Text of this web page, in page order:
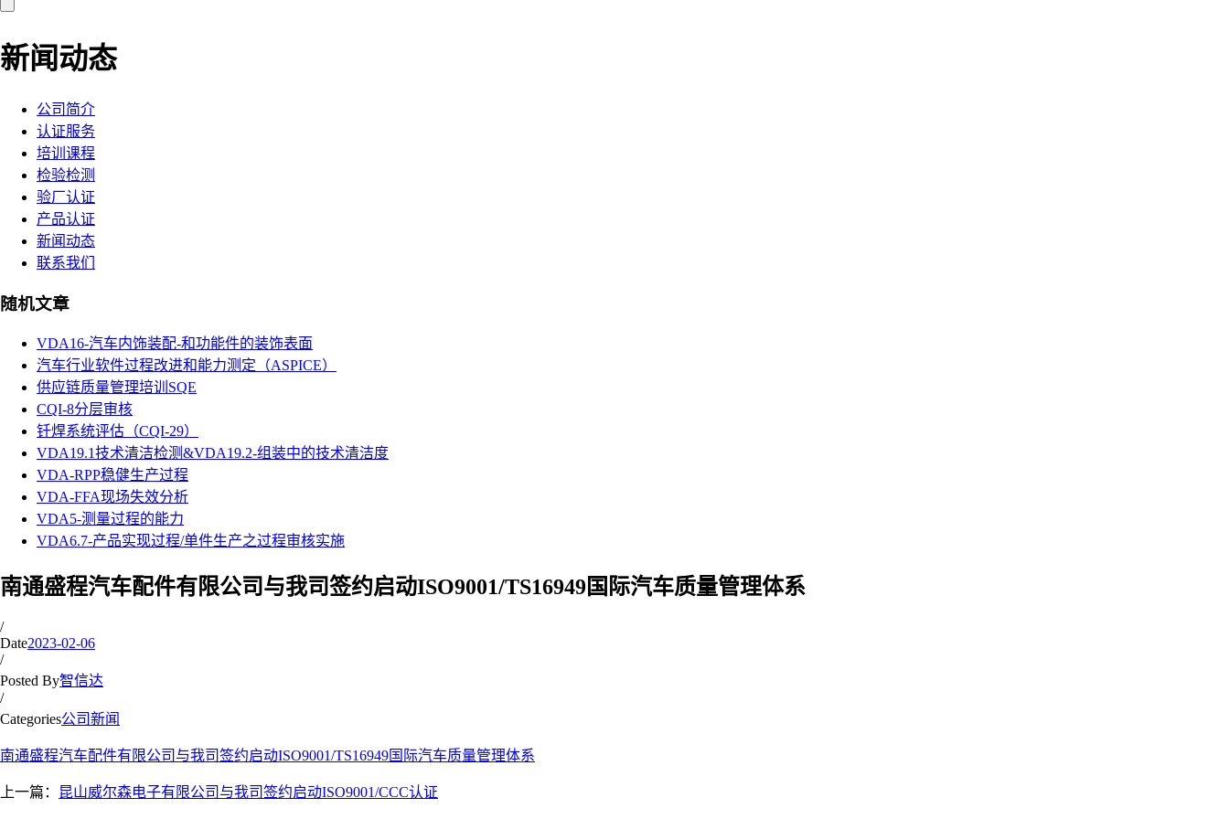
新闻动态
公司简介
认证服务
培训课程
检验检测
验厂认证
产品认证
新闻动态
联系我们
随机文章
VDA16-汽车内饰装配-和功能件的装饰表面
汽车行业软件过程改进和能力测定（ASPICE）
供应链质量管理培训SQE
CQI-8分层审核
钎焊系统评估（CQI-29）
VDA19.1技术清洁检测&VDA19.2-组装中的技术清洁度
VDA-RPP稳健生产过程
VDA-FFA现场失效分析
VDA5-测量过程的能力
VDA6.7-产品实现过程/单件生产之过程审核实施
南通盛程汽车配件有限公司与我司签约启动ISO9001/TS16949国际汽车质量管理体系
/
Date2023-02-06
/
Posted By智信达
/
Categories公司新闻
南通盛程汽车配件有限公司与我司签约启动ISO9001/TS16949国际汽车质量管理体系
上一篇： 昆山威尔森电子有限公司与我司签约启动ISO9001/CCC认证